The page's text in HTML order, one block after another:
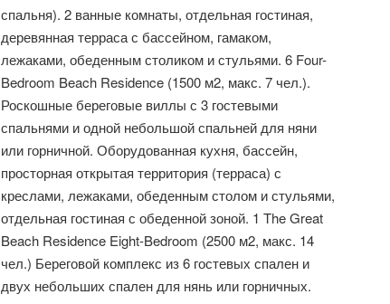
спальня). 2 ванные комнаты, отдельная гостиная,
деревянная терраса с бассейном, гамаком,
лежаками, обеденным столиком и стульями. 6 Four-
Bedroom Beach Residence (1500 м2, макс. 7 чел.).
Роскошные береговые виллы с 3 гостевыми
спальнями и одной небольшой спальней для няни
или горничной. Оборудованная кухня, бассейн,
просторная открытая территория (терраса) с
креслами, лежаками, обеденным столом и стульями,
отдельная гостиная с обеденной зоной. 1 The Great
Beach Residence Eight-Bedroom (2500 м2, макс. 14
чел.) Береговой комплекс из 6 гостевых спален и
двух небольших спален для нянь или горничных.